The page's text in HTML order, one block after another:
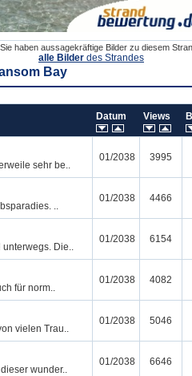
Sie haben aussagekräftige Bilder zu diesem
alle Bilder des Strandes
Bay
Datum Views
sehr be..
01/2038 3995
..
01/2038 4466
Die..
01/2038 6154
für norm..
01/2038 4082
vielen Trau..
01/2038 5046
wunder..
01/2038 6646